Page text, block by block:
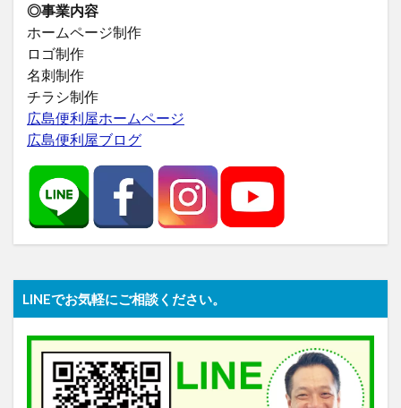
◎事業内容
ホームページ制作
ロゴ制作
名刺制作
チラシ制作
広島便利屋ホームページ
広島便利屋ブログ
LINEでお気軽にご相談ください。